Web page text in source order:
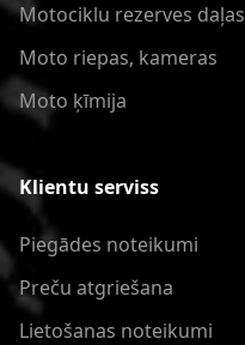
Motociklu rezerves daļas
Moto riepas, kameras
Moto ķīmija
Klientu serviss
Piegādes noteikumi
Preču atgriešana
Lietošanas noteikumi